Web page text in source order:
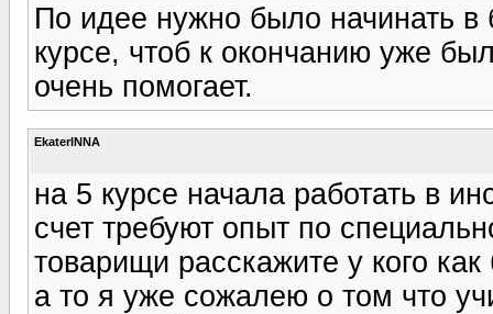
По идее нужно было начинать
курсе, чтоб к окончанию уже
очень помогает.
EkaterINNA
на 5 курсе начала работать в
счет требуют опыт по
товарищи расскажите у кого
а то я уже сожалею о том что